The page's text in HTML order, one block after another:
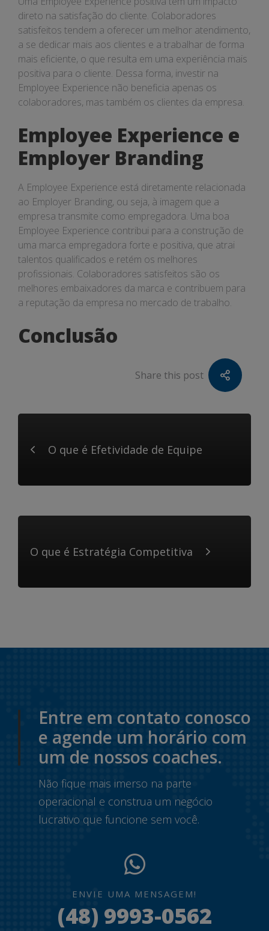
direto na satisfação do cliente. Colaboradores
satisfeitos tendem a oferecer um melhor atendimento,
a se dedicar mais aos clientes e a trabalhar de forma
mais eficiente, o que resulta em uma experiência mais
positiva para o cliente. Dessa forma, investir na
Employee Experience não beneficia apenas os
colaboradores, mas também os clientes da empresa.
Employee Experience e
Employer Branding
A Employee Experience está diretamente relacionada
ao Employer Branding, ou seja, à imagem que a
empresa transmite como empregadora. Uma boa
Employee Experience contribui para a construção de
uma marca empregadora forte e positiva, que atrai
talentos qualificados e retém os melhores
profissionais. Colaboradores satisfeitos são os
melhores embaixadores da marca e contribuem para
a reputação da empresa no mercado de trabalho.
Conclusão
Share this post
O que é Efetividade de Equipe
O que é Estratégia Competitiva
Entre em contato conosco
e agende um horário com
um de nossos coaches.
Não fique mais imerso na parte
operacional e construa um negócio
lucrativo que funcione sem você.
ENVIE UMA MENSAGEM!
(48) 9993-0562